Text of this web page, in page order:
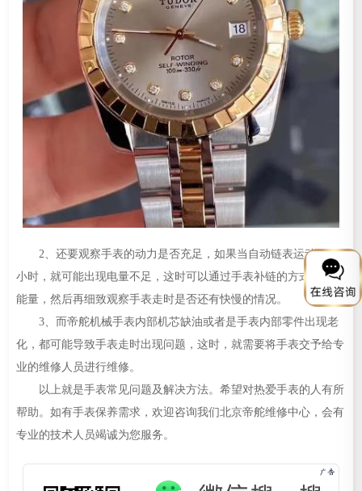
2、还要观察手表的动力是否充足，如果当自动链表运动量很
小时，就可能出现电量不足，这时可以通过手表补链的方式来补充
能量，然后再细致观察手表走时是否还有快慢的情况。
3、而帝舵机械手表内部机芯缺油或者是手表内部零件出现老
化，都可能导致手表走时出现问题，这时，就需要将手表交予给专
业的维修人员进行维修。
以上就是手表常见问题及解决方法。希望对热爱手表的人有所
帮助。如有手表保养需求，欢迎咨询我们北京帝舵维修中心，会有
专业的技术人员竭诚为您服务。